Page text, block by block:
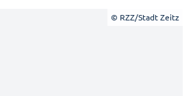
© RZZ/Stadt Zeitz